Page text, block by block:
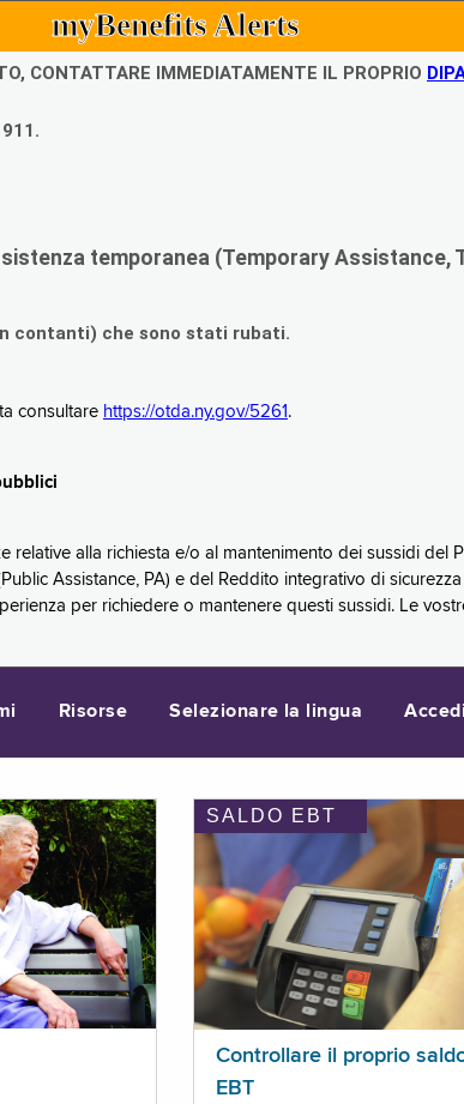
myBenefits Alerts
CONTATTARE IMMEDIATAMENTE IL PROPRIO
911.
temporanea (Temporary Assistance,
contanti) che sono stati rubati.
consultare https://otda.ny.gov/5261 .
alla richiesta e/o al mantenimento dei sussidi del
Assistance, PA) e del Reddito integrativo di
per richiedere o mantenere questi sussidi. Le
Risorse Selezionare la lingua Accedi
SALDO EBT
Controllare il proprio
EBT